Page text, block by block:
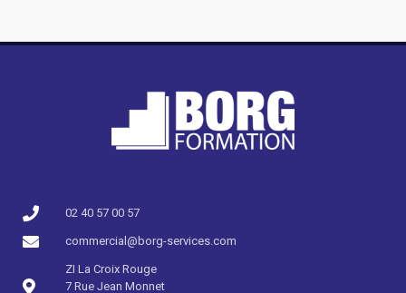
02 40 57 00 57​
commercial@borg-services.com
ZI La Croix Rouge
7 Rue Jean Monnet